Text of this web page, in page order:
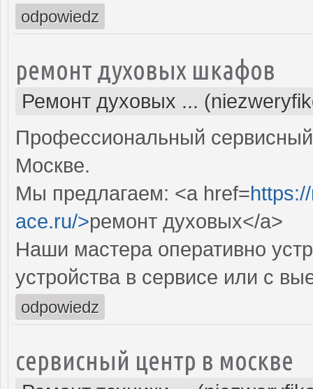
odpowiedz
ремонт духовых шкафов
Ремонт духовых ...
Профессиональный
Москве.
Мы предлагаем: <a href=
ace.ru/>ремонт духовых</a>
Наши мастера оперативно
устройства в сервисе или с
odpowiedz
сервисный центр в москве